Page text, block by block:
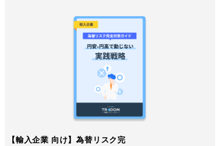
【輸入企業 向け】為替リスク完